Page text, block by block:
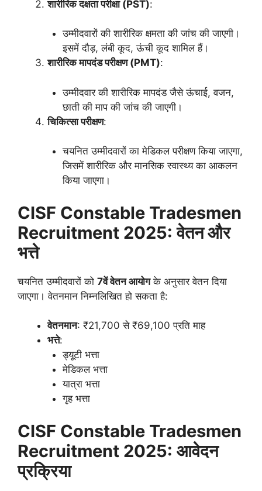
शारीरिक दक्षता परीक्षा (PST):
उम्मीदवारों की शारीरिक क्षमता की जांच की जाएगी।
इसमें दौड़, लंबी कूद, ऊंची कूद शामिल हैं।
शारीरिक मापदंड परीक्षण (PMT):
उम्मीदवार की शारीरिक मापदंड जैसे ऊंचाई, वजन,
छाती की माप की जांच की जाएगी।
चिकित्सा परीक्षण:
चयनित उम्मीदवारों का मेडिकल परीक्षण किया जाएगा,
जिसमें शारीरिक और मानसिक स्वास्थ्य का आकलन
किया जाएगा।
CISF Constable Tradesmen
Recruitment 2025: वेतन और
भत्ते
चयनित उम्मीदवारों को 7वें वेतन आयोगके अनुसार वेतन दिया
जाएगा। वेतनमान निम्नलिखित हो सकता है:
वेतनमान: ₹21,700 से ₹69,100 प्रति माह
भत्ते:
ड्यूटी भत्ता
मेडिकल भत्ता
यात्रा भत्ता
गृह भत्ता
CISF Constable Tradesmen
Recruitment 2025: आवेदन
प्रक्रिया